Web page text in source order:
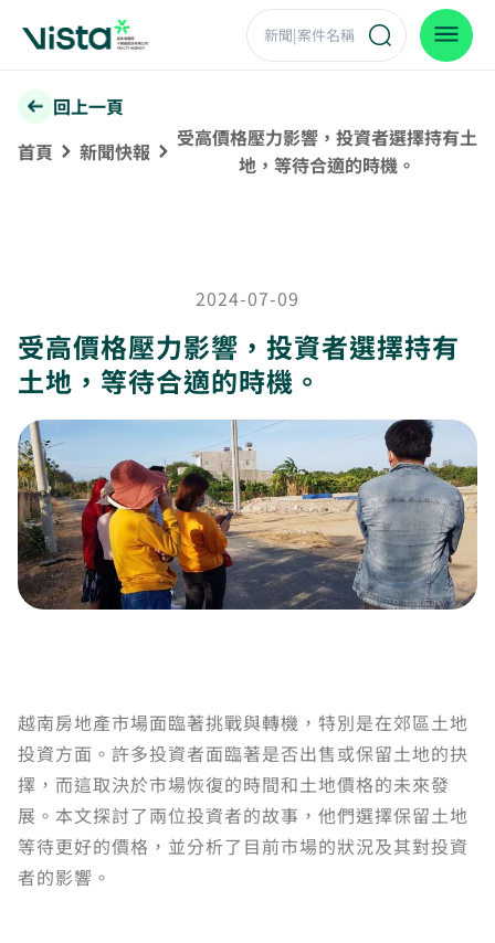
回上一頁
首頁
新聞快報
受高價格壓力影響，投資者選擇持有土
地，等待合適的時機。
2024-07-09
受高價格壓力影響，投資者選擇持有
土地，等待合適的時機。
越南房地產市場面臨著挑戰與轉機，特別是在郊區土地
投資方面。許多投資者面臨著是否出售或保留土地的抉
擇，而這取決於市場恢復的時間和土地價格的未來發
展。本文探討了兩位投資者的故事，他們選擇保留土地
等待更好的價格，並分析了目前市場的狀況及其對投資
者的影響。